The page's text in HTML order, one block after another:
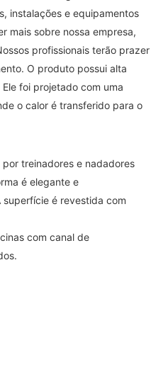
instalações e equipamentos
mais sobre nossa empresa,
profissionais terão prazer
O produto possui alta
foi projetado com uma
o calor é transferido para o
treinadores e nadadores
é elegante e
é revestida com
com canal de